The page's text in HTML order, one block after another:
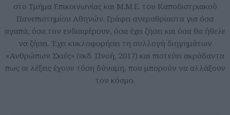
στο Τμήμα Επικοινωνίας και Μ.Μ.Ε. του Καποδιστριακού
Πανεπιστημίου Αθηνών. Γράφει ανερυθρίαστα για όσα
αγαπά, όσα τον ενδιαφέρουν, όσα έχει ζήσει και όσα θα ήθελε
να ζήσει. Έχει κυκλοφορήσει τη συλλογή διηγημάτων
«Ανθρώπων Σκιές» (εκδ. Πνοή, 2017) και πιστεύει ακράδαντα
πως οι λέξεις έχουν τόση δύναμη, που μπορούν να αλλάξουν
τον κόσμο.